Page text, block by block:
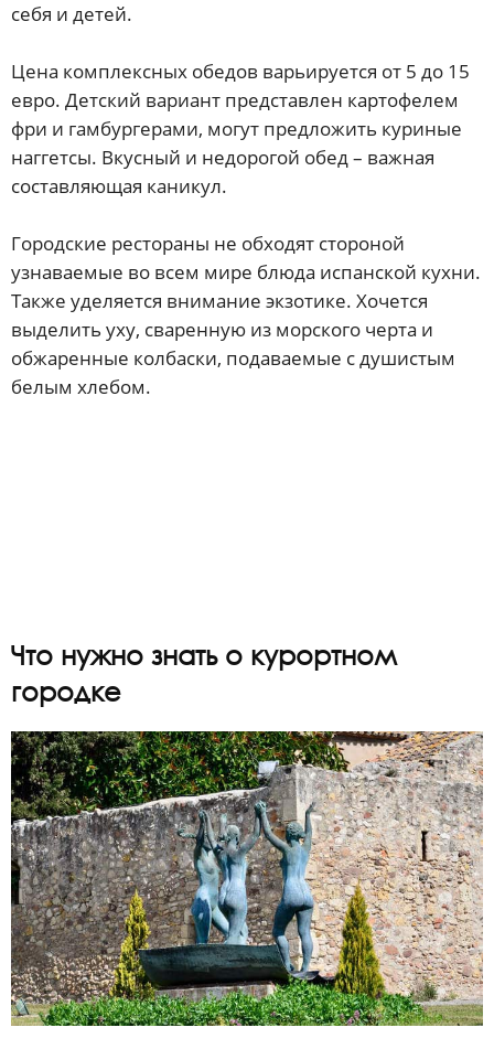
себя и детей.
Цена комплексных обедов варьируется от 5 до 15
евро. Детский вариант представлен картофелем
фри и гамбургерами, могут предложить куриные
наггетсы. Вкусный и недорогой обед – важная
составляющая каникул.
Городские рестораны не обходят стороной
узнаваемые во всем мире блюда испанской кухни.
Также уделяется внимание экзотике. Хочется
выделить уху, сваренную из морского черта и
обжаренные колбаски, подаваемые с душистым
белым хлебом.
Что нужно знать о курортном
городке